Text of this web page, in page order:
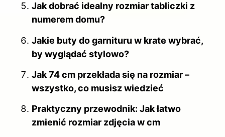
Jak dobrać idealny rozmiar tabliczki z
numerem domu?
Jakie buty do garnituru w krate wybrać,
by wyglądać stylowo?
Jak 74 cm przekłada się na rozmiar –
wszystko, co musisz wiedzieć
Praktyczny przewodnik: Jak łatwo
zmienić rozmiar zdjęcia w cm